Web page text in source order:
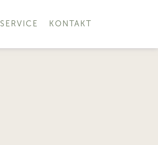
SERVICE KONTAKT